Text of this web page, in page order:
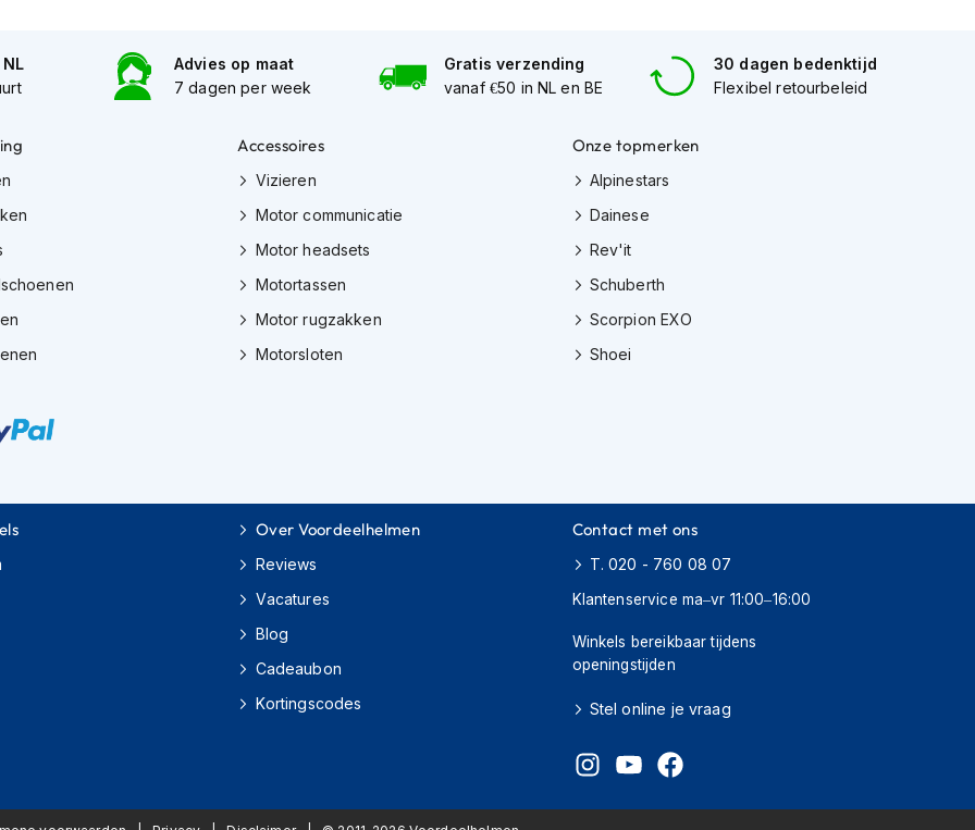
Advies op maat
7 dagen per week
Gratis verzending
vanaf €50 in NL en BE
30 dagen bedenktijd
Flexibel retourbeleid
Accessoires
Vizieren
Motor communicatie
Motor headsets
Motortassen
Motor rugzakken
Motorsloten
Onze topmerken
Alpinestars
Dainese
Rev'it
Schuberth
Scorpion EXO
Shoei
Over Voordeelhelmen
Reviews
Vacatures
Blog
Cadeaubon
Kortingscodes
Contact met ons
T. 020 - 760 08 07
Klantenservice ma–vr 11:00–16:00
Winkels bereikbaar tijdens
openingstijden
Stel online je vraag